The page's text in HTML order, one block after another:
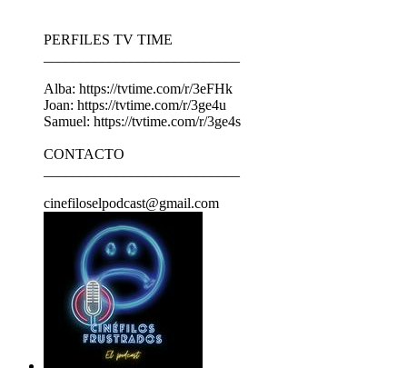
PERFILES TV TIME
Alba: https://tvtime.com/r/3eFHk
Joan: https://tvtime.com/r/3ge4u
Samuel: https://tvtime.com/r/3ge4s
CONTACTO
cinefiloselpodcast@gmail.com